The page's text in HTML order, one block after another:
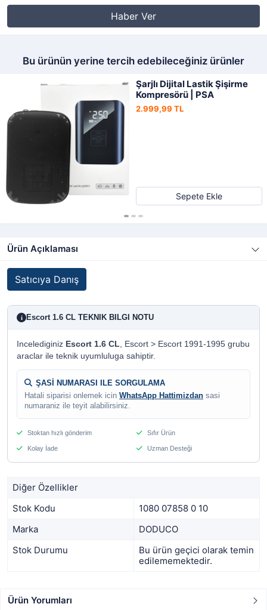
Haber Ver
Bu ürünün yerine tercih edebileceğiniz ürünler
Şarjlı Dijital Lastik Şişirme
Kompresörü | PSA
2.999,99 TL
Sepete Ekle
Ürün Açıklaması
Satıcıya Danış
i Escort 1.6 CL TEKNIK BILGI NOTU
Incelediginiz Escort 1.6 CL, Escort > Escort 1991-1995 grubu
araclar ile teknik uyumluluga sahiptir.
ŞASİ NUMARASI ILE SORGULAMA
Hatali siparisi onlemek icin WhatsApp Hattimizdan sasi
numaraniz ile teyit alabilirsiniz.
Stoktan hızlı gönderim Sıfır Ürün
Kolay İade Uzman Desteği
Diğer Özellikler
Stok Kodu
1080 07858 0 10
Marka
DODUCO
Stok Durumu
Bu ürün geçici olarak temin
edilememektedir.
Ürün Yorumları